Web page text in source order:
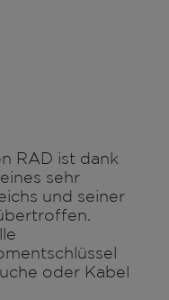
RAD ist dank
sehr
und seiner
oder Kabel